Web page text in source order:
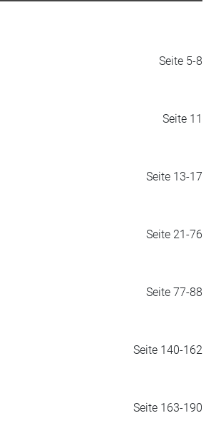
Seite 5-8
Seite 11
Seite 13-17
Seite 21-76
Seite 77-88
Seite 140-162
Seite 163-190